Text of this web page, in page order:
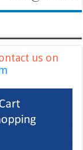
us on